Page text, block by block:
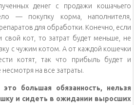
денег с продажи кошачьего
— покупку корма, наполнителя,
для обработки. Конечно, если
свой кот, то затрат будет меньше, не
с чужим котом. А от каждой кошечки
котят, так что прибыль будет и
на все затраты.
большая обязанность, нельзя
и сидеть в ожидании выросших